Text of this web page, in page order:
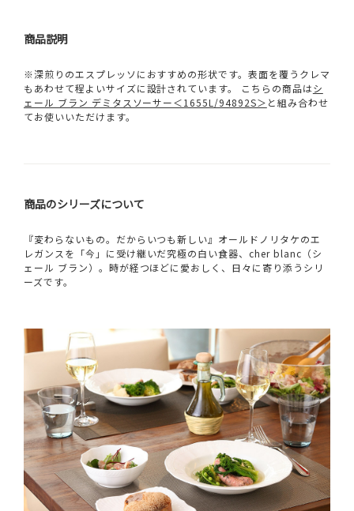
商品説明
※深煎りのエスプレッソにおすすめの形状です。表面を覆うクレマ
もあわせて程よいサイズに設計されています。 こちらの商品はシ
ェール ブラン デミタスソーサー＜1655L/94892S＞ と組み合わせ
てお使いいただけます。
商品のシリーズについて
『変わらないもの。だからいつも新しい』オールドノリタケのエ
レガンスを「今」に受け継いだ究極の白い食器、cher blanc（シ
ェール ブラン）。時が経つほどに愛おしく、日々に寄り添うシリ
ーズです。